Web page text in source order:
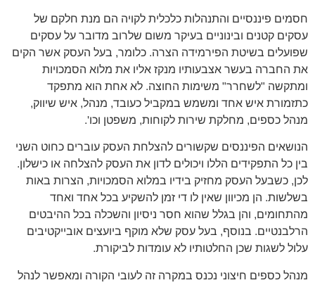
חסמים פיננסיים והתנהלות כלכלית לקויה הם מנת חלקם של
עסקים קטנים ובינוניים בעיקר משום שלרוב מדובר על עסקים
שפועלים בשיטת הפירמידה הצרה. כלומר, בעל העסק אשר הקים
את החברה בעשר אצבעותיו מנקז אליו את מלוא הסמכויות
ומתקשה "לשחרר" משימות החוצה. לא אחת הוא מתפקד
כתזמורת איש אחד ומשמש במקביל כעובד, מנהל, איש שיווק,
מנהל כספים, מחלקת שירות לקוחות, משפטן וכו'.
הנושאים הפיננסים שקשורים להצלחת העסק עוברים כחוט השני
בין כל התפקידים הללו ויכולים לדון את העסק להצלחה או כישלון.
לכן, כשבעל העסק מחזיק בידיו במלוא הסמכויות, הצרות באות
בשלשות. הן מכיוון שאין לו די זמן להשקיע בכל אחד ואחד
מהתחומים, והן בגלל שהוא חסר ניסיון והשכלה בכל ההיבטים
הרלבנטיים. בנוסף, בעל עסק שלא מוקף ביועצים אובייקטיבים
עלול לשגות שכן החלטותיו לא עומדות לביקורת.
מנהל כספים חיצוני נכנס במקרה זה לעובי הקורה ומאפשר לנהל